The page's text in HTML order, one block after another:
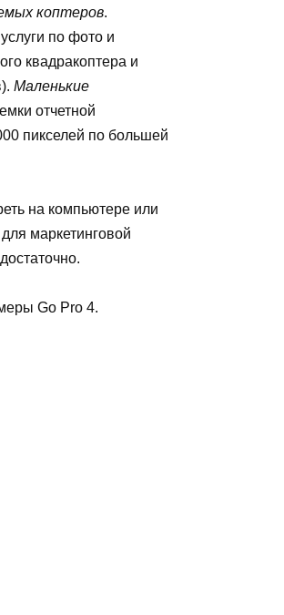
коптеров.
по фото и
квадракоптера и
Маленькие
отчетной
пикселей по большей
на компьютере или
маркетинговой
Go Pro 4.